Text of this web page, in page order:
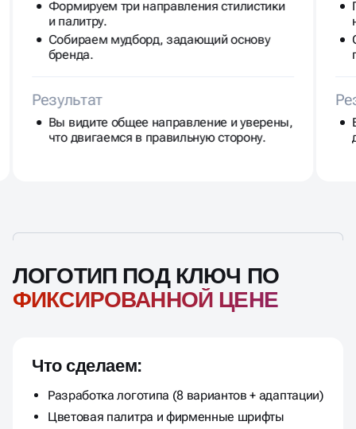
Формируем три направления стилистики
и палитру.
Собираем мудборд, задающий основу
бренда.
Результат
Вы видите общее направление и уверены,
что двигаемся в правильную сторону.
ЛОГОТИП ПОД КЛЮЧ ПО
ФИКСИРОВАННОЙ ЦЕНЕ
Что сделаем:
Разработка логотипа (8 вариантов + адаптации)
Цветовая палитра и фирменные шрифты